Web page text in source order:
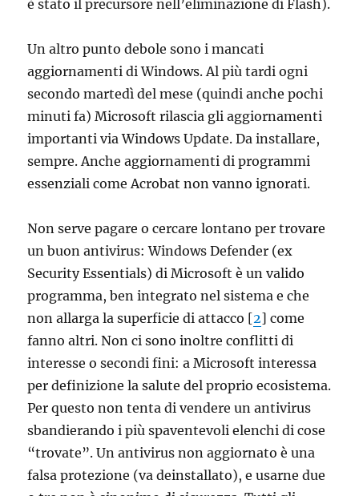
è stato il precursore nell’eliminazione di Flash).
Un altro punto debole sono i mancati
aggiornamenti di Windows. Al più tardi ogni
secondo martedì del mese (quindi anche pochi
minuti fa) Microsoft rilascia gli aggiornamenti
importanti via Windows Update. Da installare,
sempre. Anche aggiornamenti di programmi
essenziali come Acrobat non vanno ignorati.
Non serve pagare o cercare lontano per trovare
un buon antivirus: Windows Defender (ex
Security Essentials) di Microsoft è un valido
programma, ben integrato nel sistema e che
non allarga la superficie di attacco [2] come
fanno altri. Non ci sono inoltre conflitti di
interesse o secondi fini: a Microsoft interessa
per definizione la salute del proprio ecosistema.
Per questo non tenta di vendere un antivirus
sbandierando i più spaventevoli elenchi di cose
“trovate”. Un antivirus non aggiornato è una
falsa protezione (va deinstallato), e usarne due